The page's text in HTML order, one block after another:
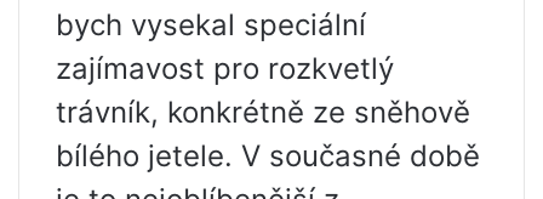
bych vysekal speciální
zajímavost pro rozkvetlý
trávník, konkrétně ze sněhově
bílého jetele. V současné době